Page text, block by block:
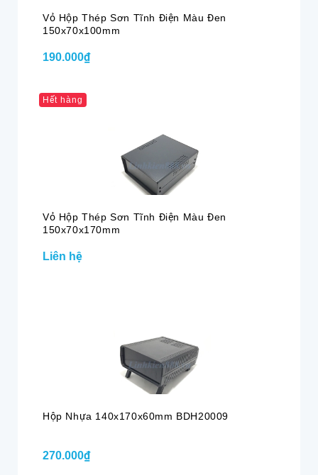
Vỏ Hộp Thép Sơn Tĩnh Điện Màu Đen
150x70x100mm
190.000₫
Hết hàng
Vỏ Hộp Thép Sơn Tĩnh Điện Màu Đen
150x70x170mm
Liên hệ
Hộp Nhựa 140x170x60mm BDH20009
270.000₫